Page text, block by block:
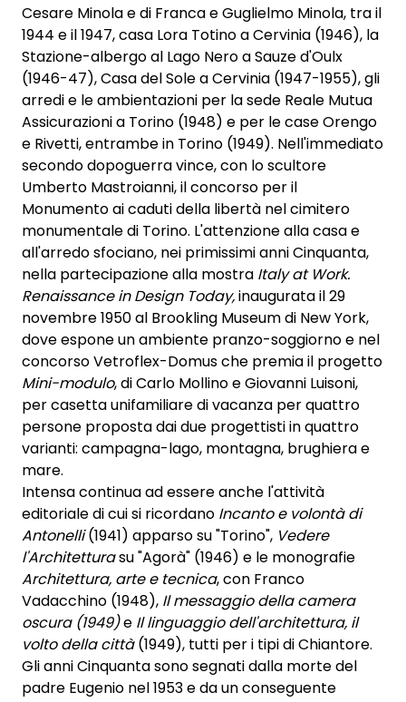
Cesare Minola e di Franca e Guglielmo Minola, tra il
1944 e il 1947, casa Lora Totino a Cervinia (1946), la
Stazione-albergo al Lago Nero a Sauze d'Oulx
(1946-47), Casa del Sole a Cervinia (1947-1955), gli
arredi e le ambientazioni per la sede Reale Mutua
Assicurazioni a Torino (1948) e per le case Orengo
e Rivetti, entrambe in Torino (1949). Nell'immediato
secondo dopoguerra vince, con lo scultore
Umberto Mastroianni, il concorso per il
Monumento ai caduti della libertà nel cimitero
monumentale di Torino. L'attenzione alla casa e
all'arredo sfociano, nei primissimi anni Cinquanta,
nella partecipazione alla mostra Italy at Work.
Renaissance in Design Today,inaugurata il 29
novembre 1950 al Brookling Museum di New York,
dove espone un ambiente pranzo-soggiorno e nel
concorso Vetroflex-Domus che premia il progetto
Mini-modulo, di Carlo Mollino e Giovanni Luisoni,
per casetta unifamiliare di vacanza per quattro
persone proposta dai due progettisti in quattro
varianti: campagna-lago, montagna, brughiera e
mare.
Intensa continua ad essere anche l'attività
editoriale di cui si ricordano Incanto e volontà di
Antonelli(1941) apparso su "Torino", Vedere
l'Architetturasu "Agorà" (1946) e le monografie
Architettura, arte e tecnica, con Franco
Vadacchino (1948), Il messaggio della camera
oscura (1949)e Il linguaggio dell'architettura, il
volto della città(1949), tutti per i tipi di Chiantore.
Gli anni Cinquanta sono segnati dalla morte del
padre Eugenio nel 1953 e da un conseguente